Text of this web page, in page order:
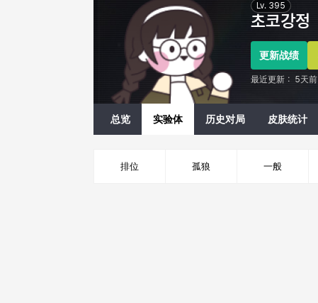
초코강정
Lv. 395
更新战绩
最近更新： 5天前
总览 实验体 历史对局 皮肤统计
排位 孤狼 一般